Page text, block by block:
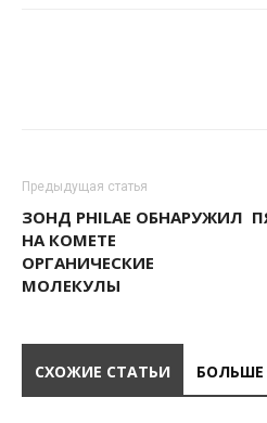
Предыдущая статья
ЗОНД PHILAE ОБНАРУЖИЛ
НА КОМЕТЕ
ОРГАНИЧЕСКИЕ
МОЛЕКУЛЫ
СХОЖИЕ СТАТЬИ БОЛЬШЕ